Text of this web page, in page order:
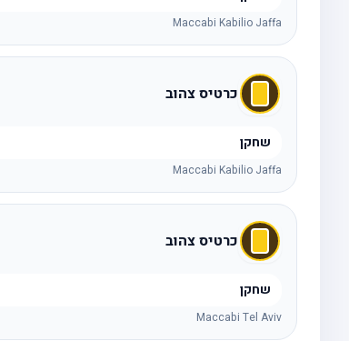
Maccabi Kabilio Jaffa
כרטיס צהוב
שחקן
Maccabi Kabilio Jaffa
כרטיס צהוב
שחקן
Maccabi Tel Aviv